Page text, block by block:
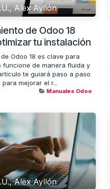
Alex Ayllón
de Odoo 18
tu instalación
Odoo 18 es clave para
funcione de manera fluida y
te guiará paso a paso
mejorar el r...
Manuales Odoo
Alex Ayllón